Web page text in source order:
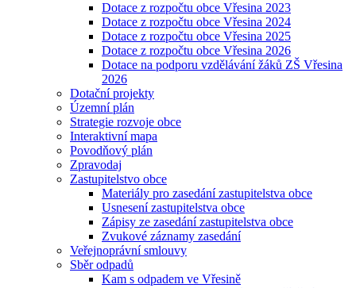
Dotace z rozpočtu obce Vřesina 2023
Dotace z rozpočtu obce Vřesina 2024
Dotace z rozpočtu obce Vřesina 2025
Dotace z rozpočtu obce Vřesina 2026
Dotace na podporu vzdělávání žáků ZŠ Vřesina
2026
Dotační projekty
Územní plán
Strategie rozvoje obce
Interaktivní mapa
Povodňový plán
Zpravodaj
Zastupitelstvo obce
Materiály pro zasedání zastupitelstva obce
Usnesení zastupitelstva obce
Zápisy ze zasedání zastupitelstva obce
Zvukové záznamy zasedání
Veřejnoprávní smlouvy
Sběr odpadů
Kam s odpadem ve Vřesině